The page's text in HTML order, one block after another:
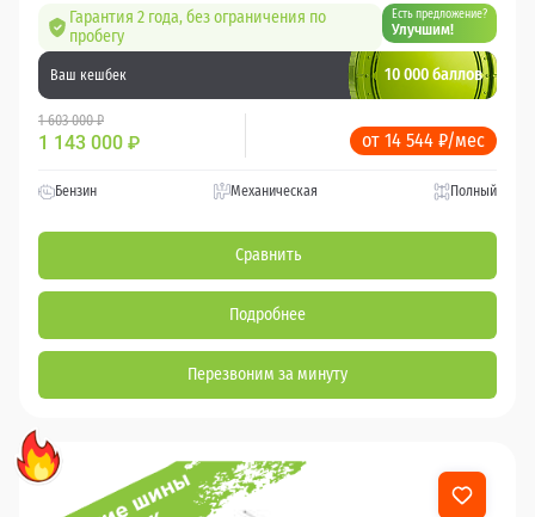
Гарантия 2 года, без ограничения по
пробегу
Есть предложение?
Улучшим!
Ваш кешбек 10 000 баллов
1 603 000 ₽
1 143 000 ₽ от 14 544 ₽/мес
Бензин Механическая Полный
Сравнить
Подробнее
Перезвоним за минуту